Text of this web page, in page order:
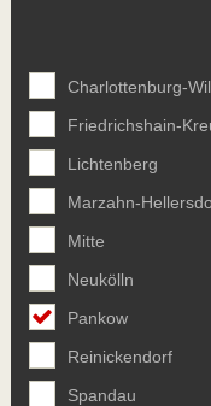
Charlottenburg-
Friedrichshain-
Lichtenberg
Marzahn-
Mitte
Neukölln
Pankow
Reinickendorf
Spandau